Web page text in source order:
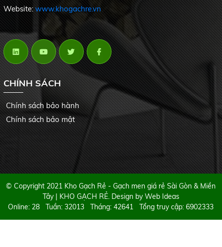
Website:www.khogachre.vn
CHÍNH SÁCH
Chính sách bảo hành
Chính sách bảo mật
© Copyright 2021 Kho Gạch Rẻ - Gạch men giá rẻ Sài Gòn & Miền
Tây | KHO GẠCH RẺ. Design byWeb Ideas
Online: 28 Tuần: 32013 Tháng: 42641 Tổng truy cập: 6902333